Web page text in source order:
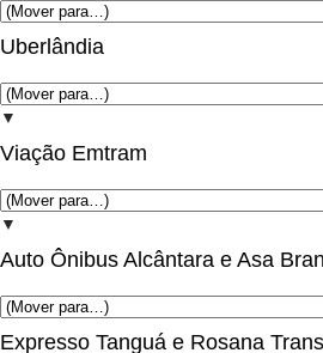
Uberlândia
▼
Viação Emtram
▼
Auto Ônibus Alcântara e Asa
Expresso Tanguá e Rosana